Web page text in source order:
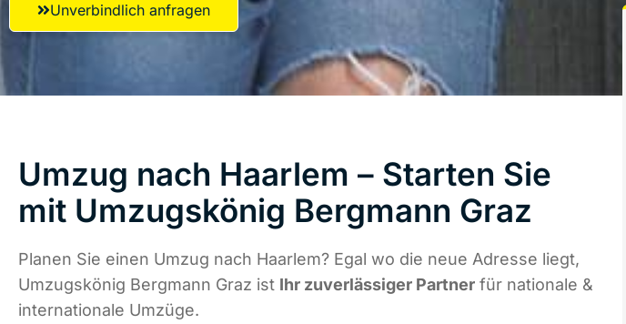
Unverbindlich anfragen
Umzug nach Haarlem – Starten Sie
mit Umzugskönig Bergmann Graz
Planen Sie einen Umzug nach Haarlem? Egal wo die neue Adresse liegt,
Umzugskönig Bergmann Graz ist Ihr zuverlässiger Partner für nationale &
internationale Umzüge.